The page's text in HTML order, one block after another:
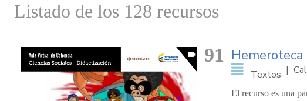
Listado de los 128 recursos
91 Hemeroteca
Textos |
El recurso es una